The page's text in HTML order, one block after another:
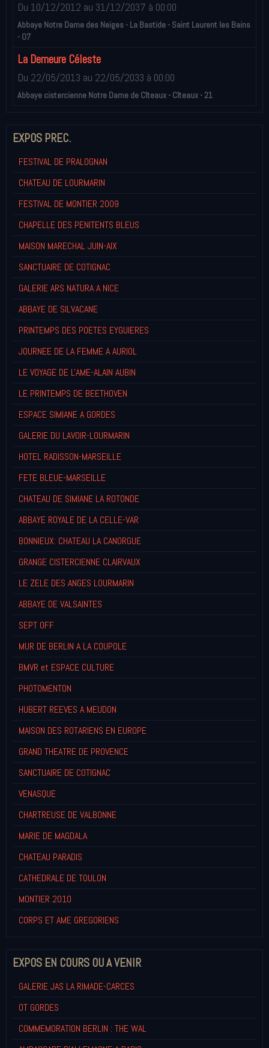
Du 10/12/2012 au 31/12/2037 à 00:00
Abbaye Notre Dame des Neiges - La Bastide - Saint Laurent les Bains
- 07
La Demeure Céleste
Du 22/05/2013 au 22/05/2033 à 00:00
Abbaye cistercienne Notre Dame de Cîteaux - Cîteaux - 21
EXPOS PREC.
FESTIVAL DE PRALOGNAN
CHATEAU DE LOURMARIN
FESTIVAL DE MONTIER 2009
CHAPELLE DES PENITENTS BLEUS
MAISON MARECHAL JUIN-AIX
SANCTUAIRE DE COTIGNAC
GALERIE ARS NATURA A NICE
ABBAYE DE SILVACANE
PRINTEMPS DES POETES EYGUIERES
JOURNEE DE LA FEMME A AURIOL
LE VOYAGE DE L'AME-ALAIN AUBIN
LE PRINTEMPS DE BEETHOVEN
ESPACE SIMIANE A GORDES
GALERIE DU LAVOIR-LOURMARIN
HOTEL RADISSON-MARSEILLE
FETE BLEUE-MARSEILLE
CHATEAU DE SIMIANE LA ROTONDE
ABBAYE ROYALE DE LA CELLE-VAR
BONNIEUX: CHATEAU LA CANORGUE
GRANGE CISTERCIENNE CLAIRVAUX
LE ZELE DES ANGES LOURMARIN
ABBAYE DE VALSAINTES
SEPT OFF
MUR DE BERLIN A LA COUPOLE
BMVR et ESPACE CULTURE
PHOTOMENTON
HUBERT REEVES A MEUDON
MAISON DES ROTARIENS EN EUROPE
GRAND THEATRE DE PROVENCE
SANCTUAIRE DE COTIGNAC
VENASQUE
CHARTREUSE DE VALBONNE
MARIE DE MAGDALA
CHATEAU PARADIS
CATHEDRALE DE TOULON
MONTIER 2010
CORPS ET AME GREGORIENS
EXPOS EN COURS OU A VENIR
GALERIE JAS LA RIMADE-CARCES
OT GORDES
COMMEMORATION BERLIN : THE WAL